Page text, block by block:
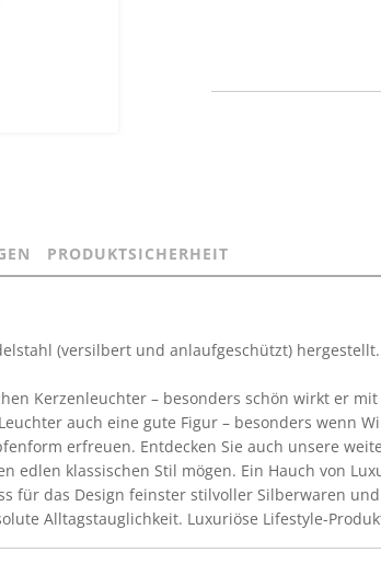
PRODUKTSICHERHEIT
(versilbert und anlaufgeschützt)
Kerzenleuchter – besonders schön wirkt er
auch eine gute Figur – besonders wenn
erfreuen. Entdecken Sie auch unsere
klassischen Stil mögen. Ein Hauch von
für das Design feinster stilvoller Silberwaren
Alltagstauglichkeit. Luxuriöse Lifestyle-